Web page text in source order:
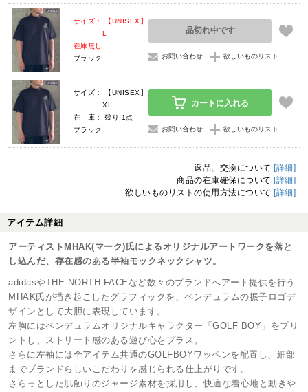
サイズ： 【UNISEX】
L
在庫無し
ブラック
品切れ中です
お問い合わせ 欲しいものリスト
サイズ： 【UNISEX】
XL
在 庫： 残り 1点
ブラック
カートに入れる
お問い合わせ 欲しいものリスト
返品、交換について [詳細]
商品の在庫確保について [詳細]
欲しいものリストの使用方法について [詳細]
アイテム詳細
アーティストMHAK(マーク)氏によるオリジナルアートワークを落と
し込んだ、存在感のある半袖モックネックシャツ。
adidasやTHE NORTH FACEなど数々のブランドへアート提供を行う
MHAK氏が描き起こしたグラフィックを、ペンデュラムの振子ロゴデ
ザインとして大胆に表現しています。
左胸にはペンデュラムオリジナルキャラクター「GOLF BOY」をプリ
ントし、ストリート感のある遊び心をプラス。
さらに左袖には全アイテム共通のGOLFBOYワッペンを配置し、細部
までブランドらしいこだわりを感じられる仕上がりです。
さらっとした肌触りのジャージ素材を採用し、快適な着心地と動きや